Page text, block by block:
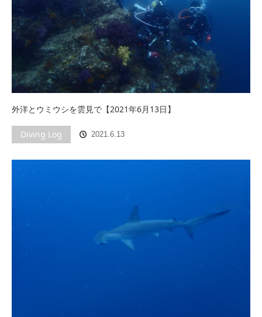
外洋とウミウシを雲見で【2021年6月13日】
Diving Log 2021.6.13